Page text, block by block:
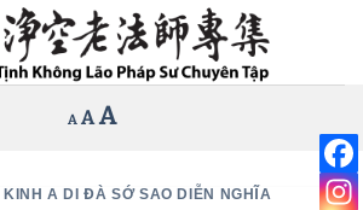
A Decrease
size.
A Reset
size.
A
size.
KINH A DI ĐÀ SỚ SAO DIỄN NGHĨA